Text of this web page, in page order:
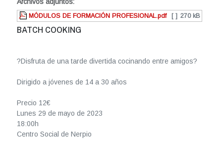
MÓDULOS DE FORMACIÓN PROFESIONAL.pdf [ ] 270 kB
BATCH COOKING
?Disfruta de una tarde divertida cocinando entre amigos?
Dirigido a jóvenes de 14 a 30 años
Precio 12€
Lunes 29 de mayo de 2023
18:00h
Centro Social de Nerpio